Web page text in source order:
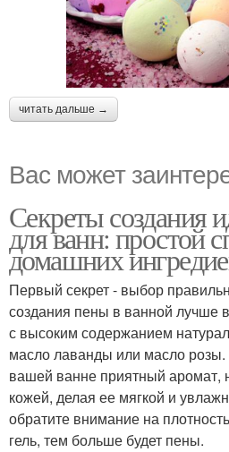
читать дальше →
Вас может
Секреты создания
для ванн: простой
домашних
Первый секрет - выбор
создания пены в ванной лучше
с высоким содержанием
масло лаванды или масло розы.
вашей ванне приятный аромат,
кожей, делая ее мягкой и
обратите внимание на
гель, тем больше будет пены.